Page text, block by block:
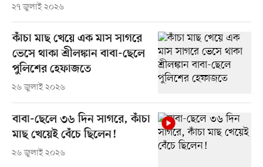
২৭ জুলাই ২০২৬
কাঁচা মাছ খেয়ে এক মাস সাগরে
ভেসে থাকা শ্রীলঙ্কান বাবা-ছেলে
পুলিশের হেফাজতে
২৬ জুলাই ২০২৬
বাবা-ছেলে ৩৬ দিন সাগরে, কাঁচা
মাছ খেয়েই বেঁচে ছিলেন!
২৬ জুলাই ২০২৬